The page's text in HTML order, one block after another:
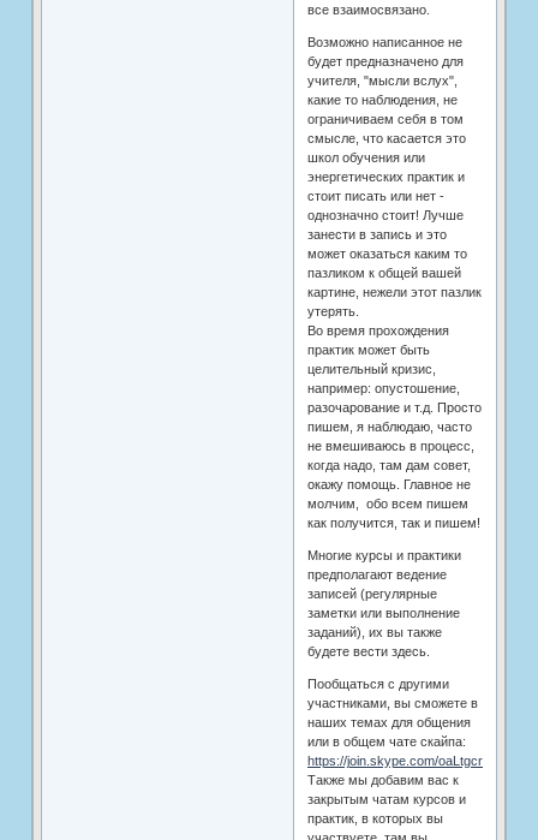
все взаимосвязано.
Возможно написанное не
будет предназначено для
учителя, "мысли вслух",
какие то наблюдения, не
ограничиваем себя в том
смысле, что касается это
школ обучения или
энергетических практик и
стоит писать или нет -
однозначно стоит! Лучше
занести в запись и это
может оказаться каким то
пазликом к общей вашей
картине, нежели этот пазлик
утерять.
Во время прохождения
практик может быть
целительный кризис,
например: опустошение,
разочарование и т.д. Просто
пишем, я наблюдаю, часто
не вмешиваюсь в процесс,
когда надо, там дам совет,
окажу помощь. Главное не
молчим, обо всем пишем
как получится, так и пишем!
Многие курсы и практики
предполагают ведение
записей (регулярные
заметки или выполнение
заданий), их вы также
будете вести здесь.
Пообщаться с другими
участниками, вы сможете в
наших темах для общения
или в общем чате скайпа:
https://join.skype.com/oaLtgcrJce3v
Также мы добавим вас к
закрытым чатам курсов и
практик, в которых вы